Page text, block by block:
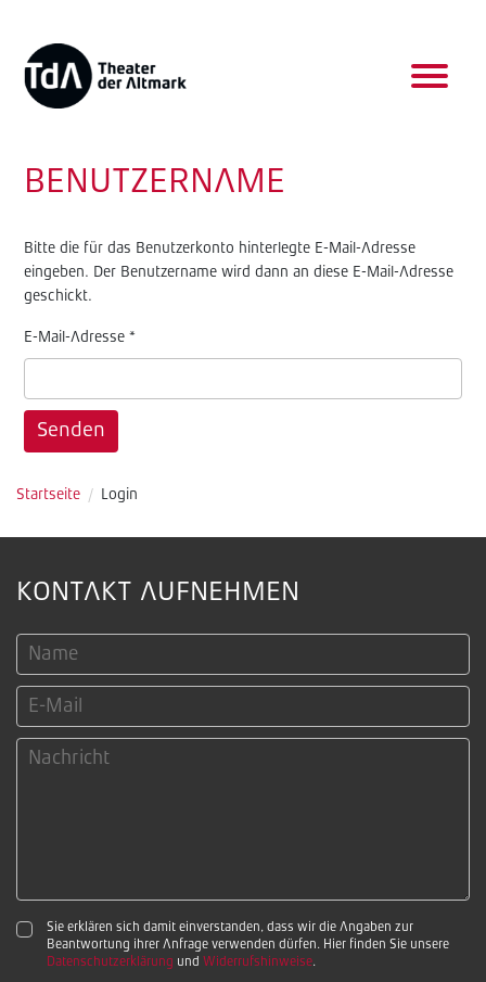
BENUTZERNAME
Bitte die für das Benutzerkonto hinterlegte E-Mail-Adresse
eingeben. Der Benutzername wird dann an diese E-Mail-Adresse
geschickt.
E-Mail-Adresse *
Senden
Startseite / Login
KONTAKT AUFNEHMEN
Sie erklären sich damit einverstanden, dass wir die Angaben zur
Beantwortung ihrer Anfrage verwenden dürfen. Hier finden Sie unsere
Datenschutzerklärung und Widerrufshinweise.